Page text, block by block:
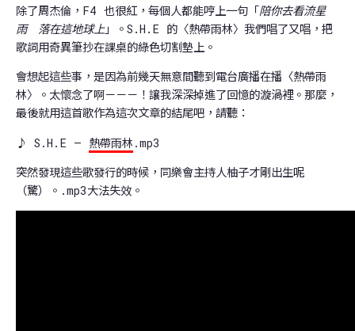
除了周杰倫，F4 也很紅，每個人都能哼上一句「陪你去看流星
雨 落在這地球上」。S.H.E 的〈熱帶雨林〉我們唱了又唱，把
歌詞用奇異筆抄在課桌的綠色切割墊上。
會想起這些事，是因為前幾天無意間聽到電台廣播在播〈熱帶雨
林〉。太懷念了啊－－－！讓我深深掉進了回憶的漩渦裡。那麼，
最後就用這首歌作為這次文章的結尾吧，請聽：
♪ S.H.E – 熱帶雨林 .mp3
突然發現這些歌發行的時候，同樂會主持人柚子才剛出生呢
（驚）。.mp3大法失效。